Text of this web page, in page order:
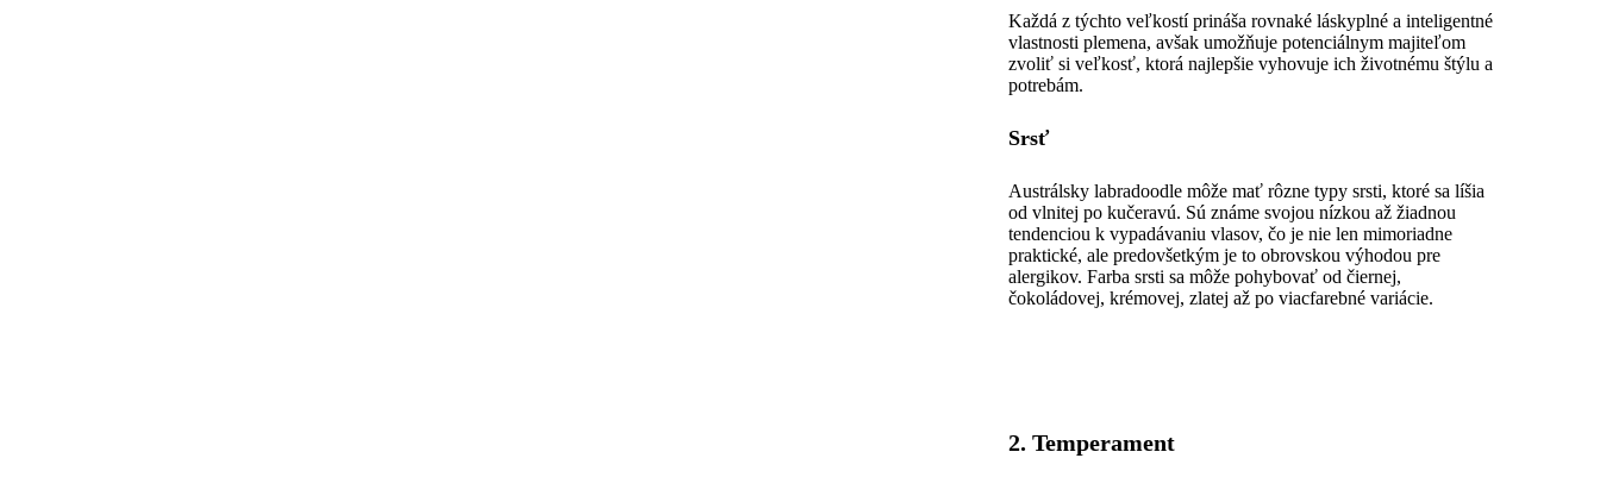
Každá z týchto veľkostí prináša rovnaké láskyplné a inteligentné
vlastnosti plemena, avšak umožňuje potenciálnym majiteľom
zvoliť si veľkosť, ktorá najlepšie vyhovuje ich životnému štýlu a
potrebám.
Srsť
Austrálsky labradoodle môže mať rôzne typy srsti, ktoré sa líšia
od vlnitej po kučeravú. Sú známe svojou nízkou až žiadnou
tendenciou k vypadávaniu vlasov, čo je nie len mimoriadne
praktické, ale predovšetkým je to obrovskou výhodou pre
alergikov. Farba srsti sa môže pohybovať od čiernej,
čokoládovej, krémovej, zlatej až po viacfarebné variácie.
2. Temperament